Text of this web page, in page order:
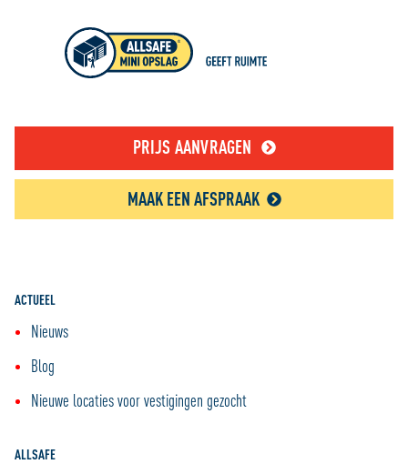
PRIJS AANVRAGEN
MAAK EEN AFSPRAAK
ACTUEEL
Nieuws
Blog
Nieuwe locaties voor vestigingen gezocht
ALLSAFE